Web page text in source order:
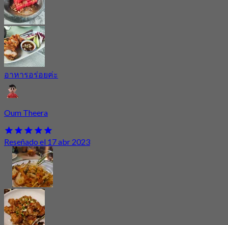
อาหารอร่อยค่ะ
Oum Theera
Reseñado el 17 abr 2023